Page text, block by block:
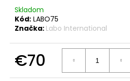
Skladom
Kód: LABO75
Značka: Labo International
€70
o
ú
č
a
m
e